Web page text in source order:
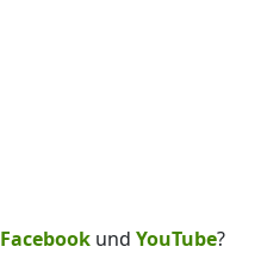
Facebook und YouTube?